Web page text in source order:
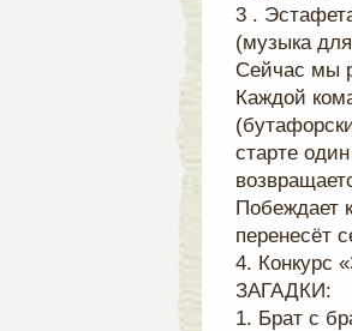
3 .
(музыка
Сейчас мы
Каждой
старте
Побеждает
перенесёт
4. Конкурс
ЗАГАДКИ:
1. Брат с